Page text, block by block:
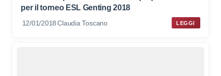
per il torneo ESL Genting 2018
12/01/2018 Claudia Toscano LEGGI